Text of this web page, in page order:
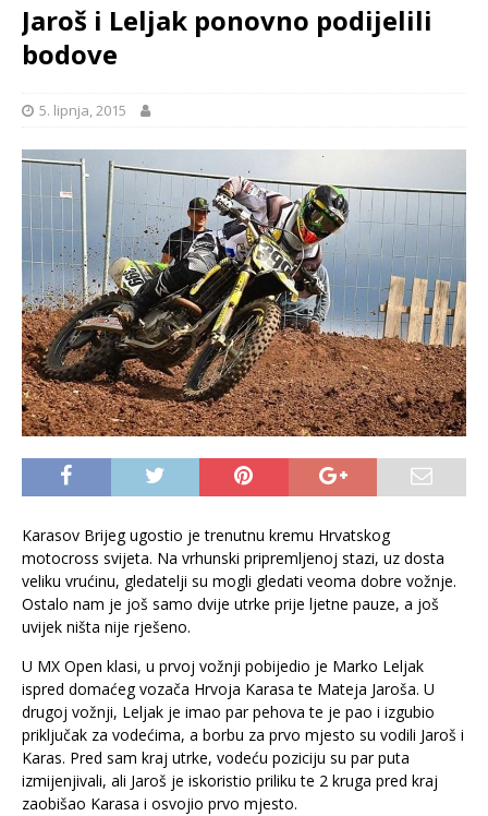
Jaroš i Leljak ponovno podijelili
bodove
5. lipnja, 2015
Karasov Brijeg ugostio je trenutnu kremu Hrvatskog
motocross svijeta. Na vrhunski pripremljenoj stazi, uz dosta
veliku vrućinu, gledatelji su mogli gledati veoma dobre vožnje.
Ostalo nam je još samo dvije utrke prije ljetne pauze, a još
uvijek ništa nije rješeno.
U MX Open klasi, u prvoj vožnji pobijedio je Marko Leljak
ispred domaćeg vozača Hrvoja Karasa te Mateja Jaroša. U
drugoj vožnji, Leljak je imao par pehova te je pao i izgubio
priključak za vodećima, a borbu za prvo mjesto su vodili Jaroš i
Karas. Pred sam kraj utrke, vodeću poziciju su par puta
izmijenjivali, ali Jaroš je iskoristio priliku te 2 kruga pred kraj
zaobišao Karasa i osvojio prvo mjesto.